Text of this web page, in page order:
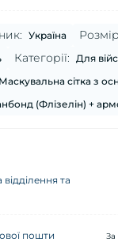
Україна
Категорії: Для
Маскувальна сітка з
(Флізелін) +
та
пошти За